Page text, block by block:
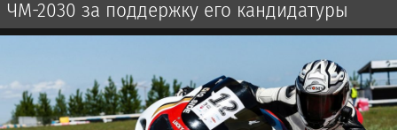
ЧМ-2030 за поддержку его кандидатуры